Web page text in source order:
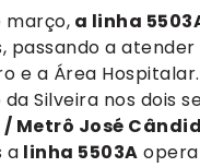
março, a linha
passando a
e a Área
Silveira nos dois
/ Metrô José
a linha 5503A